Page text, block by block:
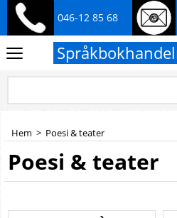
046-12 85 68
Hem > Poesi & teater
Poesi & teater